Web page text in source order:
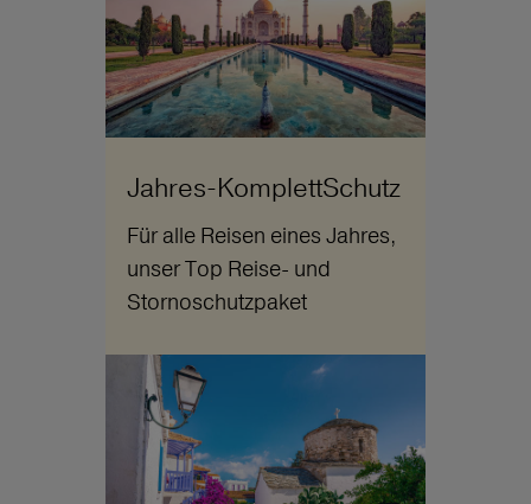
Jahres-KomplettSchutz
Für alle Reisen eines Jahres,
unser Top Reise- und
Stornoschutzpaket